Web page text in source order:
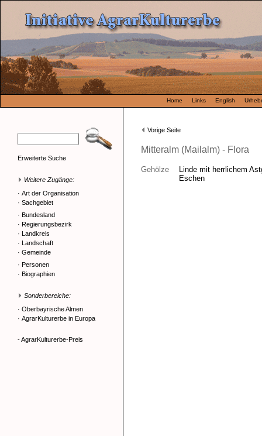
Home Links English
Erweiterte Suche
Weitere Zugänge:
· Art der Organisation
· Sachgebiet
· Bundesland
· Regierungsbezirk
· Landkreis
· Landschaft
· Gemeinde
· Personen
· Biographien
Sonderbereiche:
· Oberbayrische Almen
· AgrarKulturerbe in Europa
- AgrarKulturerbe-Preis
Vorige Seite
Mitteralm (Mailalm) - Flora
Gehölze
Linde mit herrlichem
Eschen